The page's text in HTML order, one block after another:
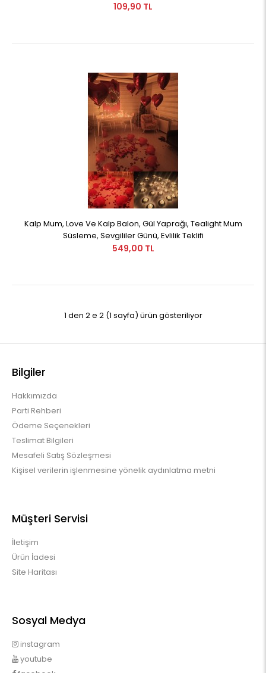
109,90 TL
Kalp Mum, Love Ve Kalp Balon, Gül Yaprağı, Tealight Mum
Süsleme, Sevgililer Günü, Evlilik Teklifi
549,00 TL
1 den 2 e 2 (1 sayfa) ürün gösteriliyor
Bilgiler
Hakkımızda
Parti Rehberi
Ödeme Seçenekleri
Teslimat Bilgileri
Mesafeli Satış Sözleşmesi
Kişisel verilerin işlenmesine yönelik aydınlatma metni
Müşteri Servisi
İletişim
Ürün İadesi
Site Haritası
Sosyal Medya
instagram
youtube